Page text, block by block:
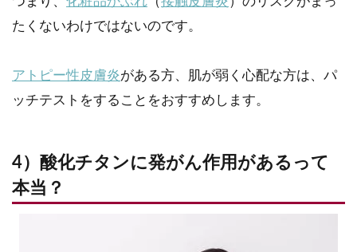
たくないわけではないのです。
アトピー性皮膚炎がある方、肌が弱く心配な方は、パ
ッチテストをすることをおすすめします。
4）酸化チタンに発がん作用があるって
本当？